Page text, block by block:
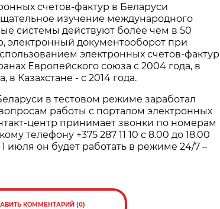
счетов-фактур в Беларуси
изучение международного
системы действуют более чем в 50
электронный документооборот при
электронных счетов-фактур
Европейского союза с 2004 года, в
в Казахстане - с 2014 года.
в тестовом режиме заработал
работы с порталом электронных
центр принимает звонки по номерам
телефону +375 287 11 10 с 8.00 до 18.00
июля он будет работать в режиме 24/7 –
КОММЕНТАРИЙ (0)